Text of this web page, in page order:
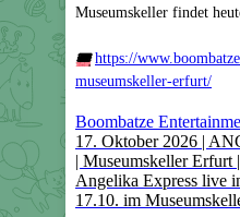
Museumskeller findet
🎟️ https://
museumskeller-erfurt/
Boombatze
17. Oktober 2026 |
| Museumskeller
Angelika Express live
17.10. im